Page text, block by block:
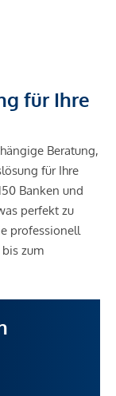
für Ihre
Beratung,
für Ihre
Banken und
perfekt zu
professionell
zum